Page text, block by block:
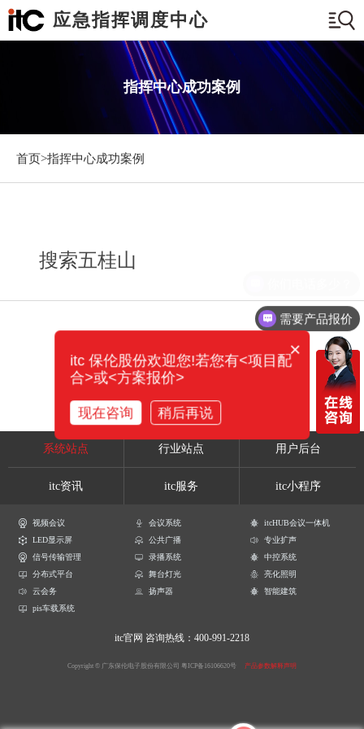
应急指挥调度中心
指挥中心成功案例
首页>指挥中心成功案例
搜索五桂山
系统站点 行业站点 用户后台
itc资讯 itc服务 itc小程序
视频会议 会议系统
itcHUB会议一体机
LED显示屏
公共广播
专业扩声
信号传输管理
录播系统
中控系统
分布式平台
舞台灯光
亮化照明
云会务
扬声器
智能建筑
pis车载系统
itc官网 咨询热线：400-991-2218
Copyright © 广东保伦电子股份有限公司 粤ICP备16106620号 产品参数解释声明
需要产品报价
×
itc 保伦股份欢迎您!若您有<项目配
合>或<方案报价>
现在咨询 稍后再说